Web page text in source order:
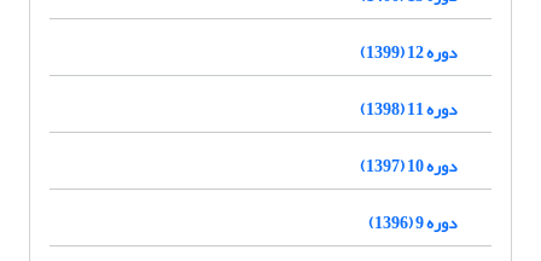
دوره 12 (1399)
دوره 11 (1398)
دوره 10 (1397)
دوره 9 (1396)